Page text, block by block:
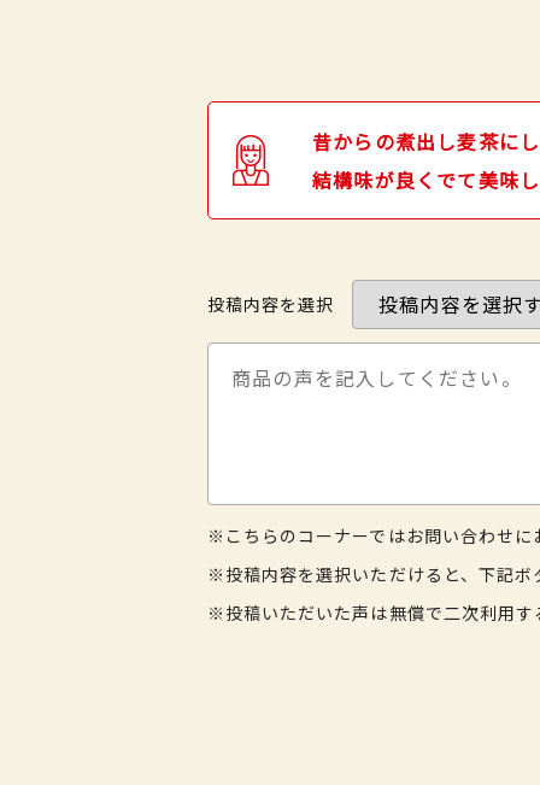
昔からの煮出し麦茶に
結構味が良くでて美味
投稿内容を選択
※こちらのコーナーではお問い合わせに
※投稿内容を選択いただけると、下記ボ
※投稿いただいた声は無償で二次利用す